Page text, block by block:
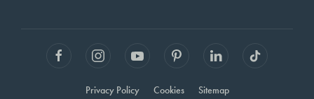
Privacy Policy Cookies Sitemap